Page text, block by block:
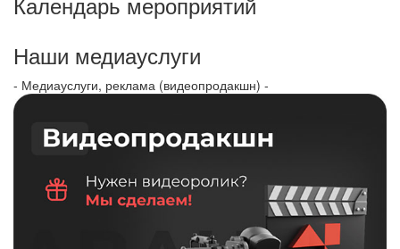
Наши медиауслуги
- Медиауслуги, реклама (видеопродакшн) -